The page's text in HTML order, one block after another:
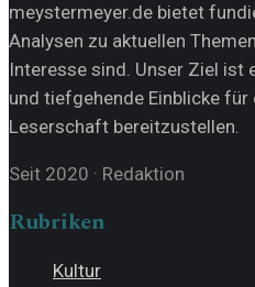
meystermeyer.de bietet
Analysen zu aktuellen
Interesse sind. Unser Ziel ist
und tiefgehende Einblicke für
Leserschaft bereitzustellen.
Seit 2020 · Redaktion
Rubriken
Kultur